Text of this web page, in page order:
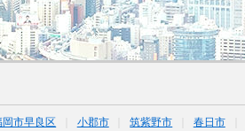
岡市早良区 小郡市 筑紫野市 春日市